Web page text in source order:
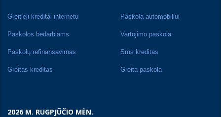
Greitieji kreditai internetu Paskola automobiliui
Paskolos bedarbiams Vartojimo paskola
Paskolų refinansavimas Sms kreditas
Greitas kreditas Greita paskola
2026 M. RUGPJŪČIO MĖN.